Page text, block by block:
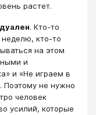
растет.
. Кто-то
кто-то
на этом
и
и «Не играем в
Поэтому не нужно
человек
усилий, которые